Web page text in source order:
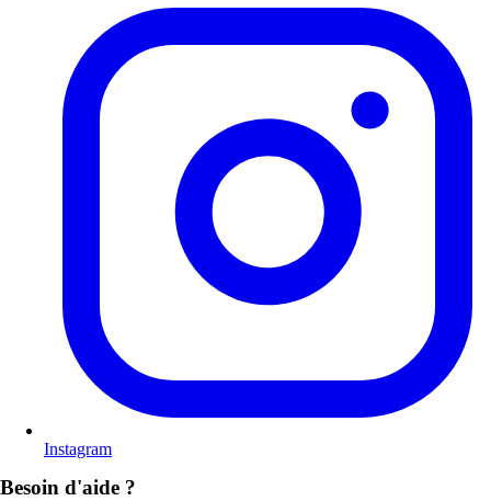
Instagram
Besoin d'aide ?